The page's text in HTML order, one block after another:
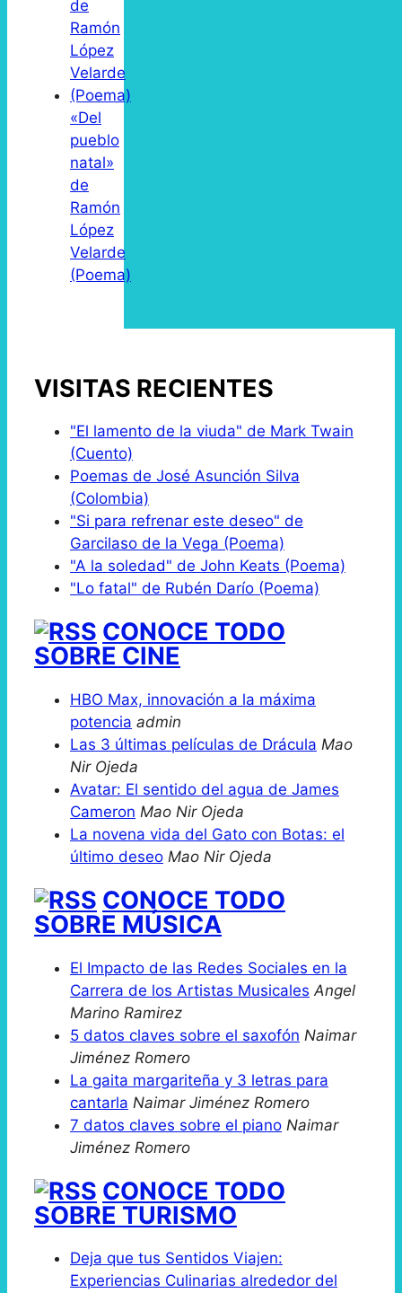
«Del
pueblo
natal»
de
Ramón
López
Velarde
(Poema)
VISITAS RECIENTES
"El lamento de la viuda" de Mark Twain
(Cuento)
Poemas de José Asunción Silva
(Colombia)
"Si para refrenar este deseo" de
Garcilaso de la Vega (Poema)
"A la soledad" de John Keats (Poema)
"Lo fatal" de Rubén Darío (Poema)
CONOCE TODO
SOBRE CINE
HBO Max, innovación a la máxima
potencia admin
Las 3 últimas películas de Drácula Mao
Nir Ojeda
Avatar: El sentido del agua de James
Cameron Mao Nir Ojeda
La novena vida del Gato con Botas: el
último deseo Mao Nir Ojeda
CONOCE TODO
SOBRE MÚSICA
El Impacto de las Redes Sociales en la
Carrera de los Artistas Musicales Angel
Marino Ramirez
5 datos claves sobre el saxofón Naimar
Jiménez Romero
La gaita margariteña y 3 letras para
cantarla Naimar Jiménez Romero
7 datos claves sobre el piano Naimar
Jiménez Romero
CONOCE TODO
SOBRE TURISMO
Deja que tus Sentidos Viajen:
Experiencias Culinarias alrededor del